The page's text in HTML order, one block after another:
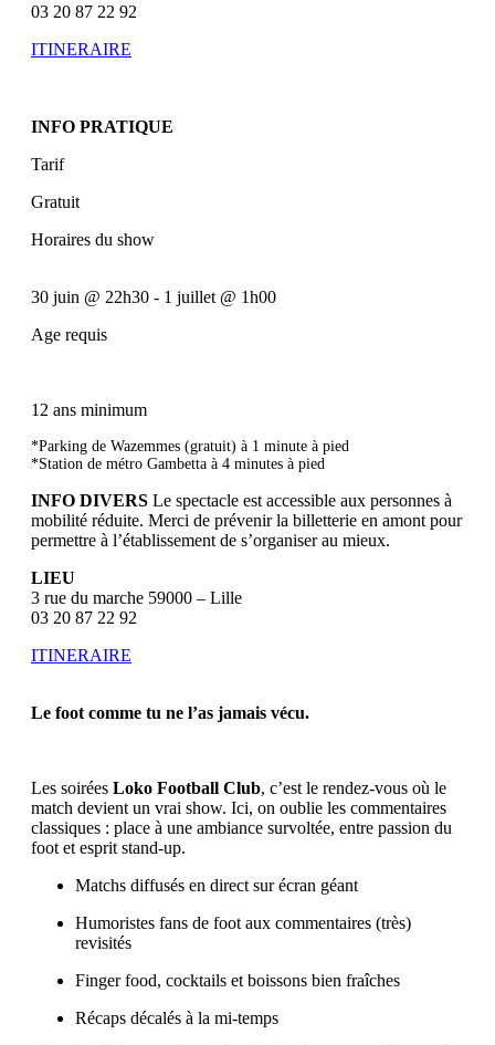
03 20 87 22 92
ITINERAIRE
INFO PRATIQUE
Tarif
Gratuit
Horaires du show
30 juin @ 22h30 - 1 juillet @ 1h00
Age requis
12 ans minimum
*Parking de Wazemmes (gratuit) à 1 minute à pied
*Station de métro Gambetta à 4 minutes à pied
INFO DIVERS Le spectacle est accessible aux personnes à
mobilité réduite. Merci de prévenir la billetterie en amont pour
permettre à l’établissement de s’organiser au mieux.
LIEU
3 rue du marche 59000 – Lille
03 20 87 22 92
ITINERAIRE
Le foot comme tu ne l’as jamais vécu.
Les soirées Loko Football Club, c’est le rendez-vous où le
match devient un vrai show. Ici, on oublie les commentaires
classiques : place à une ambiance survoltée, entre passion du
foot et esprit stand‑up.
Matchs diffusés en direct sur écran géant
Humoristes fans de foot aux commentaires (très)
revisités
Finger food, cocktails et boissons bien fraîches
Récaps décalés à la mi‑temps